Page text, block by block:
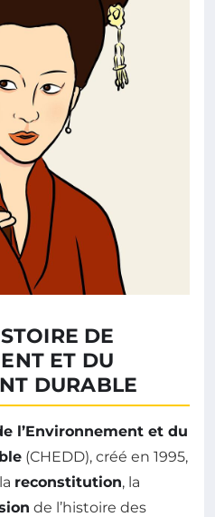
DE
ET DU
DURABLE
l’Environnement et du
(CHEDD), créé en 1995,
reconstitution, la
de l’histoire des